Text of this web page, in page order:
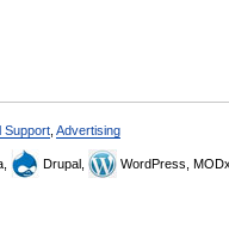
Support Advertising
Drupal, WordPress, MODx.